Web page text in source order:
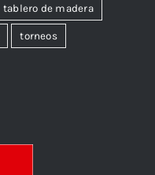
tablero de madera
torneos